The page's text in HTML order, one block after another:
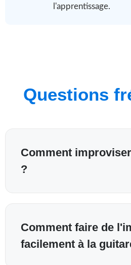
l'apprentissage.
Questions
Comment
?
Comment faire de
facilement à la